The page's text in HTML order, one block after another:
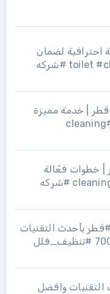
لضمان
النظافة التامة 70067311 #toilet #cleaning #شركه
| خدمة مميزة
بأسعار تنافسية 70067311 #شركه #cleaning
| خطوات فعّالة
لضمان النظافة التامة 70067311 #cleaning #شركه
بأحدث التقنيات
و #افضل الأسعار اتصل الآن 70067311 #تنظيف_فلل
وافضل